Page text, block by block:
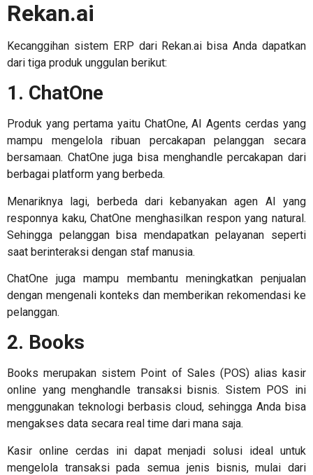
Rekan.ai
Kecanggihan sistem ERP dari Rekan.ai bisa Anda dapatkan
dari tiga produk unggulan berikut:
1. ChatOne
Produk yang pertama yaitu ChatOne, AI Agents cerdas yang
mampu mengelola ribuan percakapan pelanggan secara
bersamaan. ChatOne juga bisa menghandle percakapan dari
berbagai platform yang berbeda.
Menariknya lagi, berbeda dari kebanyakan agen AI yang
responnya kaku, ChatOne menghasilkan respon yang natural.
Sehingga pelanggan bisa mendapatkan pelayanan seperti
saat berinteraksi dengan staf manusia.
ChatOne juga mampu membantu meningkatkan penjualan
dengan mengenali konteks dan memberikan rekomendasi ke
pelanggan.
2. Books
Books merupakan sistem Point of Sales (POS) alias kasir
online yang menghandle transaksi bisnis. Sistem POS ini
menggunakan teknologi berbasis cloud, sehingga Anda bisa
mengakses data secara real time dari mana saja.
Kasir online cerdas ini dapat menjadi solusi ideal untuk
mengelola transaksi pada semua jenis bisnis, mulai dari